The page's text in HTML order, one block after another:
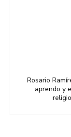
Rosario
aprendo y